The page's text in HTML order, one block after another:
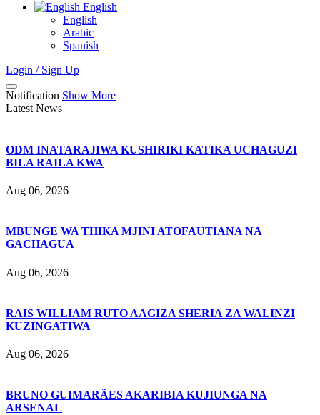
English
English
Arabic
Spanish
Login / Sign Up
Notification Show More
Latest News
ODM INATARAJIWA KUSHIRIKI KATIKA UCHAGUZI
BILA RAILA KWA
Aug 06, 2026
MBUNGE WA THIKA MJINI ATOFAUTIANA NA
GACHAGUA
Aug 06, 2026
RAIS WILLIAM RUTO AAGIZA SHERIA ZA WALINZI
KUZINGATIWA
Aug 06, 2026
BRUNO GUIMARÃES AKARIBIA KUJIUNGA NA
ARSENAL